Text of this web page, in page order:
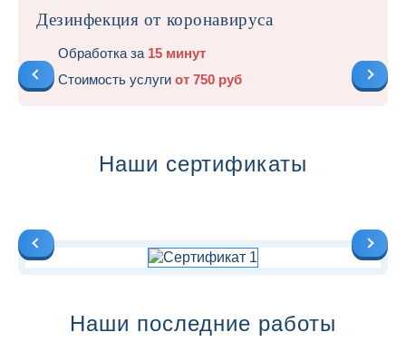
Дезинфекция от коронавируса
Обработка за 15 минут
Стоимость услуги от 750 руб
Наши сертификаты
Наши последние работы